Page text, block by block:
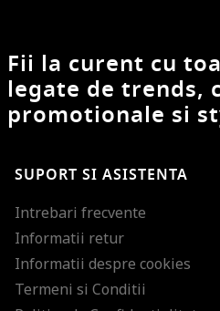
Fii la curent cu
legate de trends,
promotionale si
SUPORT SI ASISTENTA
Intrebari frecvente
Informatii retur
Informatii despre cookies
Termeni si Conditii